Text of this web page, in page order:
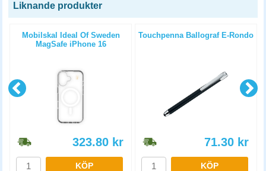
Liknande produkter
Mobilskal Ideal Of Sweden
MagSafe iPhone 16
323.80 kr
KÖP
Touchpenna Ballograf E-Rondo
71.30 kr
KÖP